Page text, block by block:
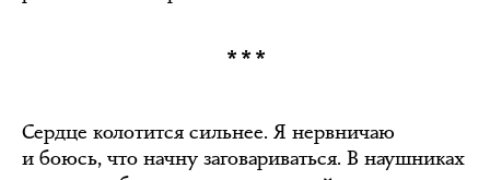
***
Сердце колотится сильнее. Я нервничаю
и боюсь, что начну заговариваться. В наушниках